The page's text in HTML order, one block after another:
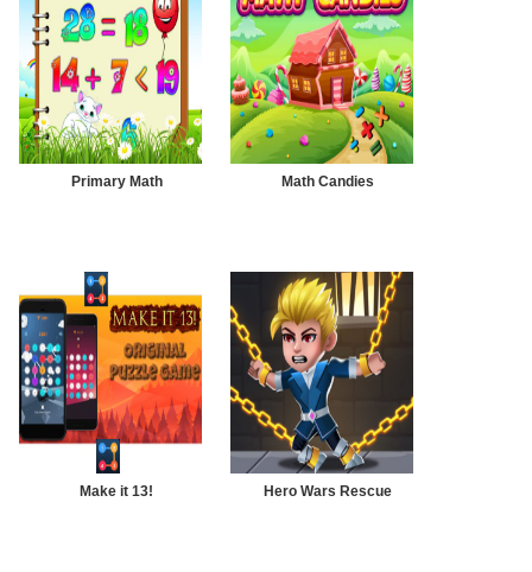
Primary Math Math Candies
Make it 13! Hero Wars Rescue